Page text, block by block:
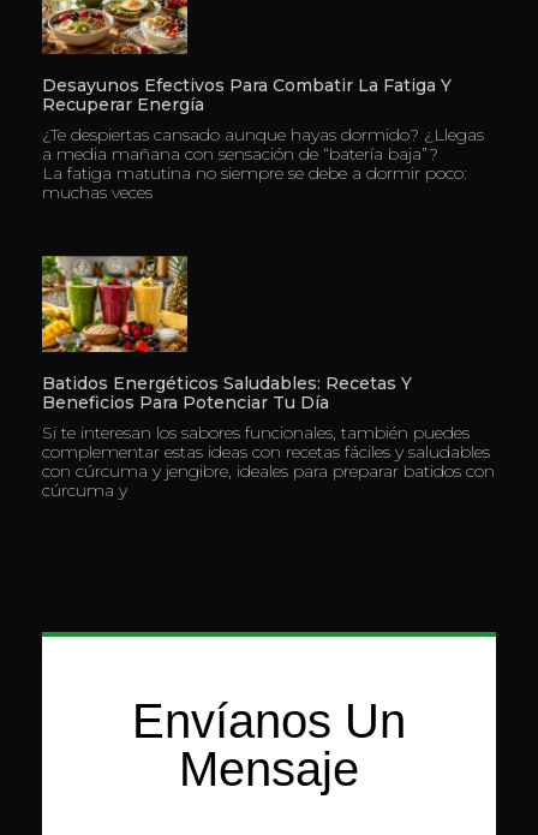
Desayunos Efectivos Para Combatir La Fatiga Y
Recuperar Energía
¿Te despiertas cansado aunque hayas dormido? ¿Llegas
a media mañana con sensación de “batería baja”?
La fatiga matutina no siempre se debe a dormir poco:
muchas veces
Batidos Energéticos Saludables: Recetas Y
Beneficios Para Potenciar Tu Día
Si te interesan los sabores funcionales, también puedes
complementar estas ideas con recetas fáciles y saludables
con cúrcuma y jengibre, ideales para preparar batidos con
cúrcuma y
Envíanos Un
Mensaje